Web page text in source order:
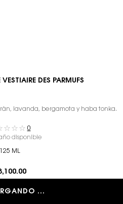
DES PARMUFS
lavanda, bergamota y haba tonka.
0
disponible
125 ML
...